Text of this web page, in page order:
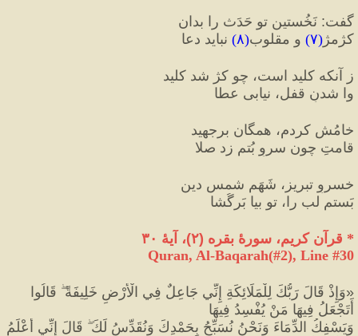
گفت: نَخُستین تو حَدَث را بدان
کژمژ (۷) و مقلوب(۸) نباید دعا
ز آنکه کلید است، چو کژ شد کلید
وا شدنِ قفل، نیابی عطا
خامُش کردم، همگان برجهید
قامتِ چون سروِ بُتم زد صلا
خسروِ تبریز، شَهَم شمسِ دین
بَستم لب را، تو بیا بَرگُشا
* قرآن کریم، سورهٔ بقره (۲)، آیهٔ ۳۰
Quran, Al-Baqarah(#2), Line #30
«
أَتَجْعَلُ فِيهَا مَنْ يُفْسِدُ فِيهَا